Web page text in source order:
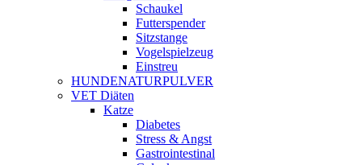
Schaukel
Futterspender
Sitzstange
Vogelspielzeug
Einstreu
HUNDENATURPULVER
VET Diäten
Katze
Diabetes
Stress & Angst
Gastrointestinal